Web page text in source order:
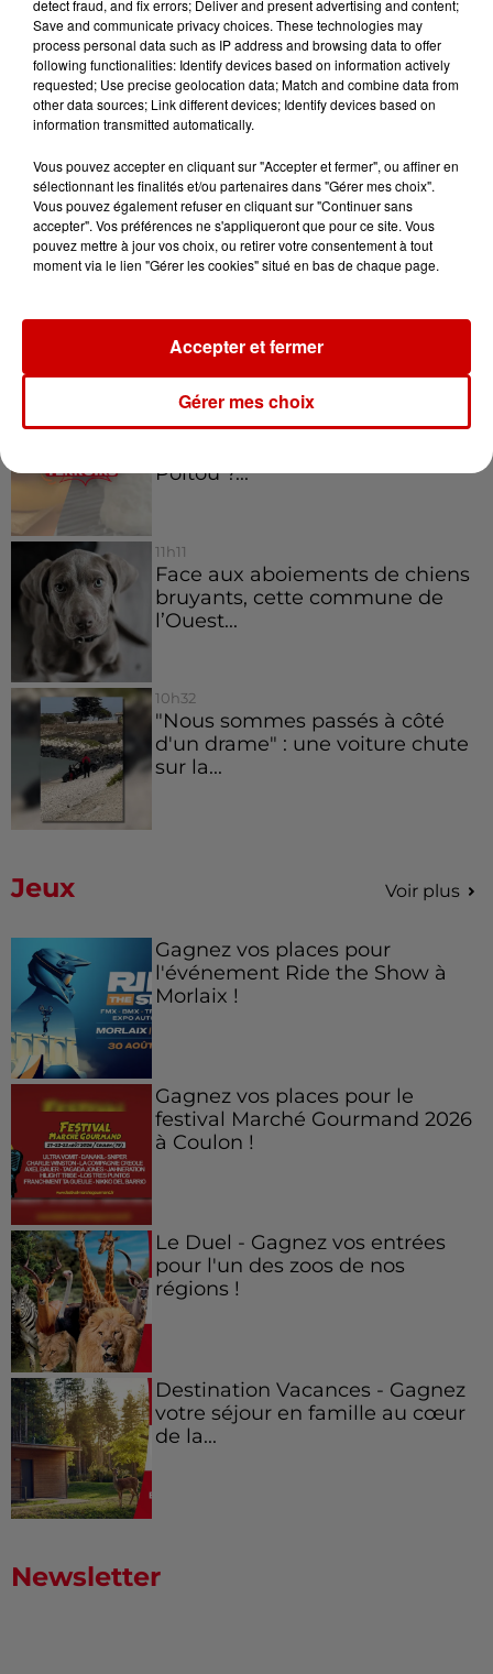
Varsovie
Billy Joel : Reverie Fantasy (Film
Noir)
Joe Hisaishi : The Twilight Shore,
Hana-Bi, Fantasia, Innocent, W
Nocturne, Il Porco Rosso
Infos
Voir plus
11h51
À LA UNE : incendies volontaires,
11h28
Le Choc des terroirs : le Curé
Poitou ?...
11h11
Face aux aboiements de chiens
bruyants, cette commune de
l’Ouest...
10h32
"Nous sommes passés à côté
d'un drame" : une voiture chute
sur la...
Jeux Voir plus
Gagnez vos places pour
l'événement Ride the Show à
Morlaix !
Gagnez vos places pour le
festival Marché Gourmand 2026
à Coulon !
Le Duel - Gagnez vos entrées
pour l'un des zoos de nos
régions !
Destination Vacances - Gagnez
votre séjour en famille au cœur
de la...
Newsletter
detect fraud, and fix errors; Deliver and present advertising and content;
Save and communicate privacy choices. These technologies may
process personal data such as IP address and browsing data to offer
following functionalities: Identify devices based on information actively
requested; Use precise geolocation data; Match and combine data from
other data sources; Link different devices; Identify devices based on
information transmitted automatically.
Vous pouvez accepter en cliquant sur "Accepter et fermer", ou affiner en
sélectionnant les finalités et/ou partenaires dans "Gérer mes choix".
Vous pouvez également refuser en cliquant sur "Continuer sans
accepter". Vos préférences ne s'appliqueront que pour ce site. Vous
pouvez mettre à jour vos choix, ou retirer votre consentement à tout
moment via le lien "Gérer les cookies" situé en bas de chaque page.
Gérer mes choix
Accepter et fermer